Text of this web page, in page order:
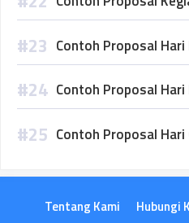
Contoh Proposal
Contoh Proposal Hari
Contoh Proposal
Tentang Kami Hubungi